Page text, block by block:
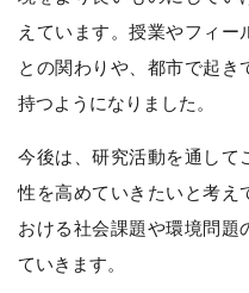
えています。授業やフィー
との関わりや、都市で起き
持つようになりました。
今後は、研究活動を通して
性を高めていきたいと考え
おける社会課題や環境問題
ていきます。